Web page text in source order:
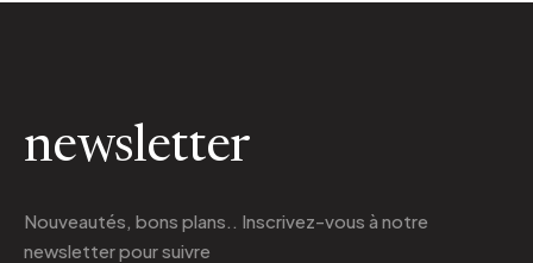
newsletter
Nouveautés, bons plans.. Inscrivez-vous à notre
newsletterpour suivre